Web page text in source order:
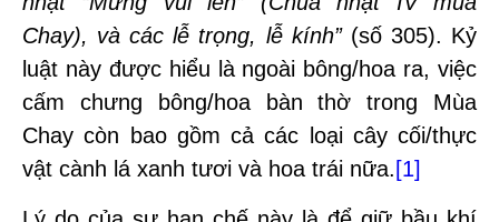
Chay), và các lễ trọng, lễ kính”(số 305). Kỷ
luật này được hiểu là ngoài bông/hoa ra, việc
cấm chưng bông/hoa bàn thờ trong Mùa
Chay còn bao gồm cả các loại cây cối/thực
vật cành lá xanh tươi và hoa trái nữa.[1]